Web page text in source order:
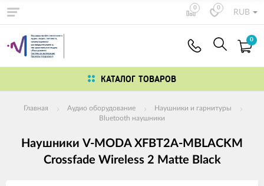
0 0
RUB
0
КАТАЛОГ ТОВАРОВ
Главная Аудио оборудование
Наушники и гарнитуры
Bluetooth наушники
Наушники V-MODA XFBT2A-MBLACKM
Crossfade Wireless 2 Matte Black